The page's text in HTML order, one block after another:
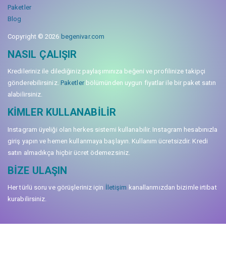
Paketler
Blog
Copyright © 2026 begenivar.com
NASIL ÇALIŞIR
Kredileriniz ile dilediğiniz paylaşımınıza beğeni ve profilinize takipçi
gönderebilirsiniz. Paketlerbölümünden uygun fiyatlar ile bir paket satın
alabilirsiniz.
KIMLER KULLANABILIR
Instagram üyeliği olan herkes sistemi kullanabilir. Instagram hesabınızla
giriş yapın ve hemen kullanmaya başlayın. Kullanım ücretsizdir. Kredi
satın almadıkça hiçbir ücret ödemezsiniz.
BIZE ULAŞIN
Her türlü soru ve görüşleriniz için İletişim kanallarımızdan bizimle irtibat
kurabilirsiniz.